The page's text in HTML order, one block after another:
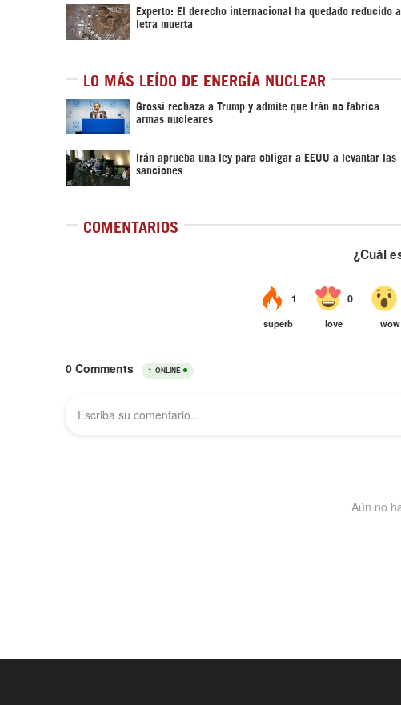
Experto: El derecho internacional ha quedado reducido a
letra muerta
LO MÁS LEÍDO DE ENERGÍA NUCLEAR
Grossi rechaza a Trump y admite que Irán no fabrica
armas nucleares
Irán aprueba una ley para obligar a EEUU a levantar las
sanciones
COMENTARIOS